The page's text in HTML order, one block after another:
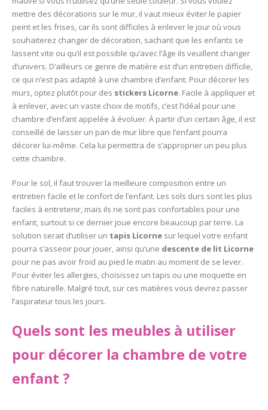
mettre des décorations sur le mur, il vaut mieux éviter le papier
peint et les frises, car ils sont difficiles à enlever le jour où vous
souhaiterez changer de décoration, sachant que les enfants se
lassent vite ou qu’il est possible qu’avec l’âge ils veuillent changer
d’univers. D’ailleurs ce genre de matière est d’un entretien difficile,
ce qui n’est pas adapté à une chambre d’enfant. Pour décorer les
murs, optez plutôt pour des stickers Licorne. Facile à appliquer et
à enlever, avec un vaste choix de motifs, c’est l’idéal pour une
chambre d’enfant appelée à évoluer. À partir d’un certain âge, il est
conseillé de laisser un pan de mur libre que l’enfant pourra
décorer lui-même. Cela lui permettra de s’approprier un peu plus
cette chambre.
Pour le sol, il faut trouver la meilleure composition entre un
entretien facile et le confort de l’enfant. Les sols durs sont les plus
faciles à entretenir, mais ils ne sont pas confortables pour une
enfant, surtout si ce dernier joue encore beaucoup par terre. La
solution serait d’utiliser un tapis Licorne sur lequel votre enfant
pourra s’asseoir pour jouer, ainsi qu’une descente de lit Licorne
pour ne pas avoir froid au pied le matin au moment de se lever.
Pour éviter les allergies, choisissez un tapis ou une moquette en
fibre naturelle. Malgré tout, sur ces matières vous devrez passer
l’aspirateur tous les jours.
Quels sont les meubles à utiliser
pour décorer la chambre de votre
enfant ?